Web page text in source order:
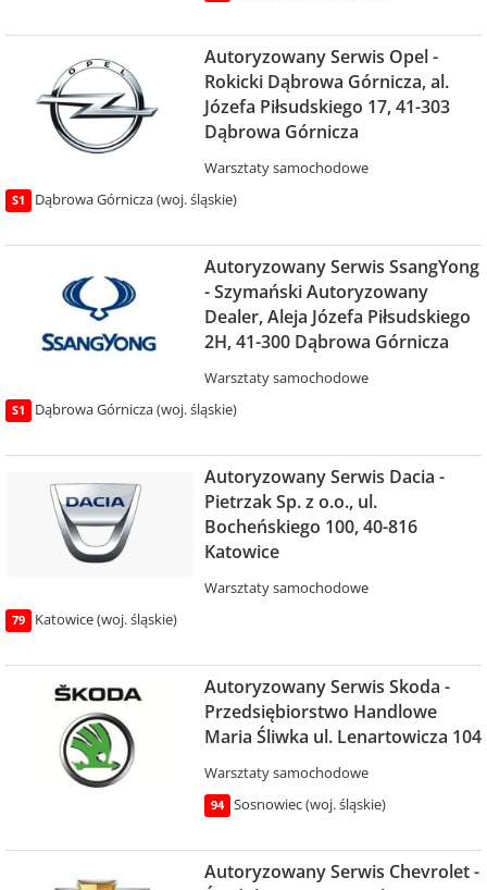
Autoryzowany Serwis Opel -
Rokicki Dąbrowa Górnicza, al.
Józefa Piłsudskiego 17, 41-303
Dąbrowa Górnicza
Warsztaty samochodowe
S1 Dąbrowa Górnicza (woj. śląskie)
Autoryzowany Serwis SsangYong
- Szymański Autoryzowany
Dealer, Aleja Józefa Piłsudskiego
2H, 41-300 Dąbrowa Górnicza
Warsztaty samochodowe
S1 Dąbrowa Górnicza (woj. śląskie)
Autoryzowany Serwis Dacia -
Pietrzak Sp. z o.o., ul.
Bocheńskiego 100, 40-816
Katowice
Warsztaty samochodowe
79 Katowice (woj. śląskie)
Autoryzowany Serwis Skoda -
Przedsiębiorstwo Handlowe
Maria Śliwka ul. Lenartowicza 104
Warsztaty samochodowe
94 Sosnowiec (woj. śląskie)
Autoryzowany Serwis Chevrolet -